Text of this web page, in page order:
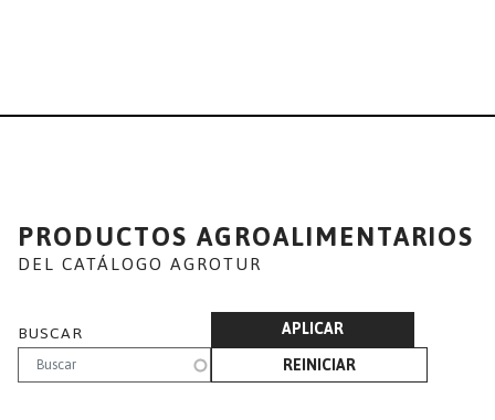
PRODUCTOS AGROALIMENTARIOS
DEL CATÁLOGO AGROTUR
BUSCAR
APLICAR
REINICIAR